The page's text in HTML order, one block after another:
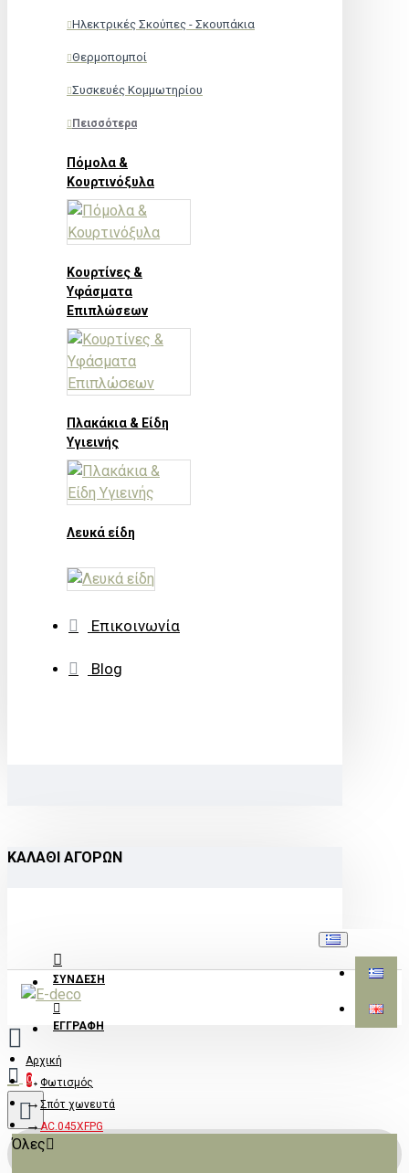
Ηλεκτρικές Σκούπες - Σκουπάκια
Θερμοπομποί
Συσκευές Κομμωτηρίου
Πεισσότερα
Πόμολα &
Κουρτινόξυλα
Κουρτίνες &
Υφάσματα
Επιπλώσεων
Πλακάκια & Είδη
Υγιεινής
Λευκά είδη
Επικοινωνία
Blog
ΚΑΛΆΘΙ ΑΓΟΡΏΝ
ΣΎΝΔΕΣΗ
ΕΓΓΡΑΦΉ
0
Όλες
Αρχική
Φωτισμός
Σπότ χωνευτά
AC.045XFPG